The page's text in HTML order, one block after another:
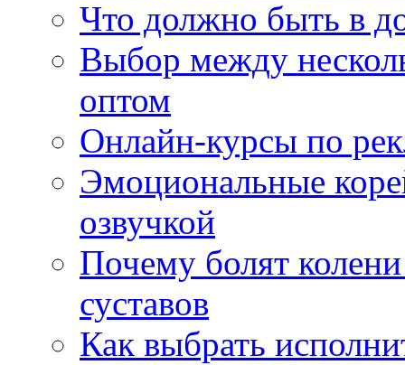
Что должно быть в
Выбор между
оптом
Онлайн-курсы по
Эмоциональные
озвучкой
Почему болят
суставов
Как выбрать